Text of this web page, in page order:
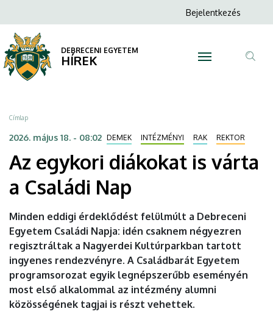
egykori
diákokat
várta
a
Családi
Nap
DEBRECENI
EGYETEM
a
tartalomra
Anonim
menüje
Bejelentkezés
DEBRECENI EGYETEM
HÍREK
Morzsa
Címlap
2026. május 18. - 08:02 DEMEK INTÉZMÉNYI RAK REKTOR
Az egykori diákokat is várta
a Családi Nap
Minden eddigi érdeklődést felülmúlt a Debreceni
Egyetem Családi Napja: idén csaknem négyezren
regisztráltak a Nagyerdei Kultúrparkban tartott
ingyenes rendezvényre. A Családbarát Egyetem
programsorozat egyik legnépszerűbb eseményén
most első alkalommal az intézmény alumni
közösségének tagjai is részt vehettek.